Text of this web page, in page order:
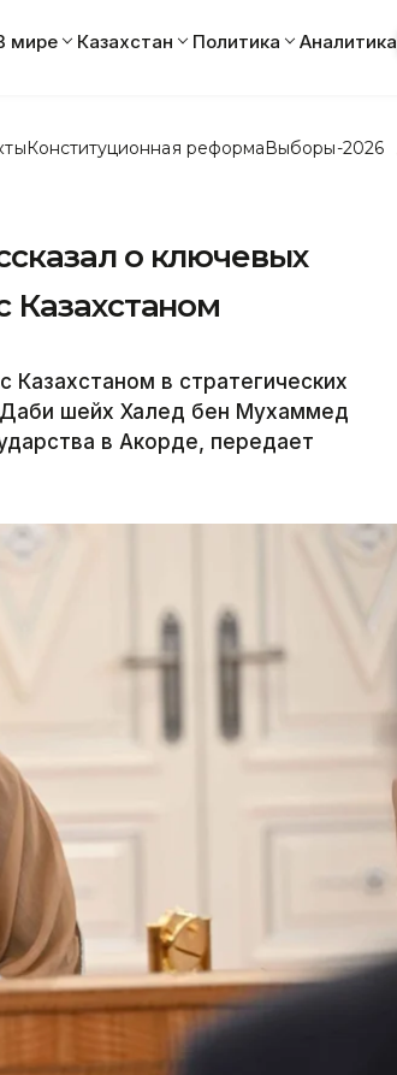
мире Казахстан Политика Аналитика
Конституционная реформаВыборы-2026
о ключевых
Казахстаном
в стратегических
шейх Халед бен Мухаммед
в Акорде, передает